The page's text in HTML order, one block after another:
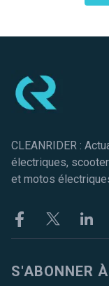
CLEANRIDER :
électriques,
et motos
FacebookTwitter
S'ABONNER